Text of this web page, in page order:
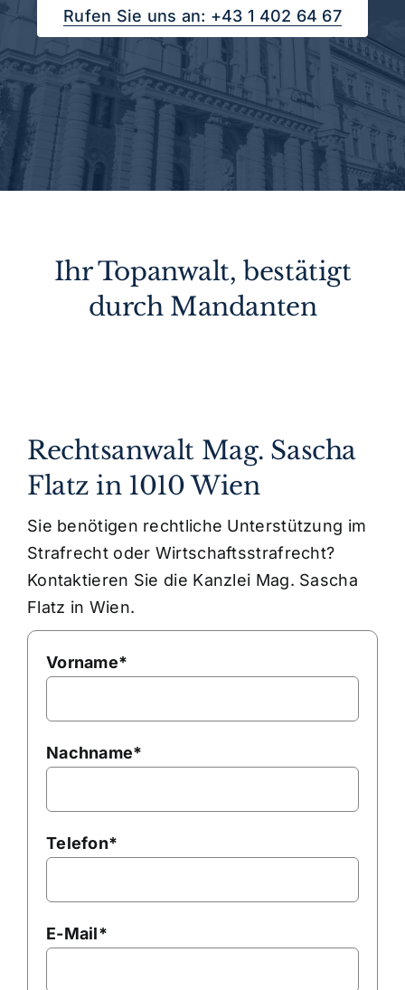
Rufen Sie uns an: +43 1 402 64 67
Ihr Topanwalt, bestätigt
durch Mandanten
Rechtsanwalt Mag. Sascha
Flatz in 1010 Wien
Sie benötigen rechtliche Unterstützung im
Strafrecht oder Wirtschaftsstrafrecht?
Kontaktieren Sie die Kanzlei Mag. Sascha
Flatz in Wien.
Vorname*
Nachname*
Telefon*
E-Mail*